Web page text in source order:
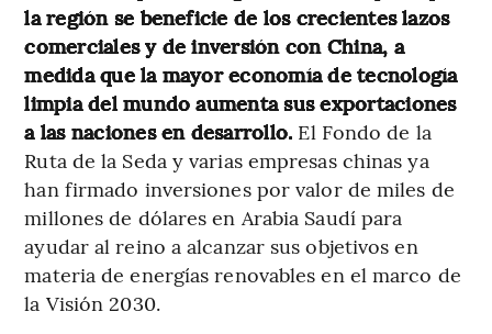
la región se beneficie de los crecientes lazos
comerciales y de inversión con China, a
medida que la mayor economía de tecnología
limpia del mundo aumenta sus exportaciones
a las naciones en desarrollo. El Fondo de la
Ruta de la Seda y varias empresas chinas ya
han firmado inversiones por valor de miles de
millones de dólares en Arabia Saudí para
ayudar al reino a alcanzar sus objetivos en
materia de energías renovables en el marco de
la Visión 2030.